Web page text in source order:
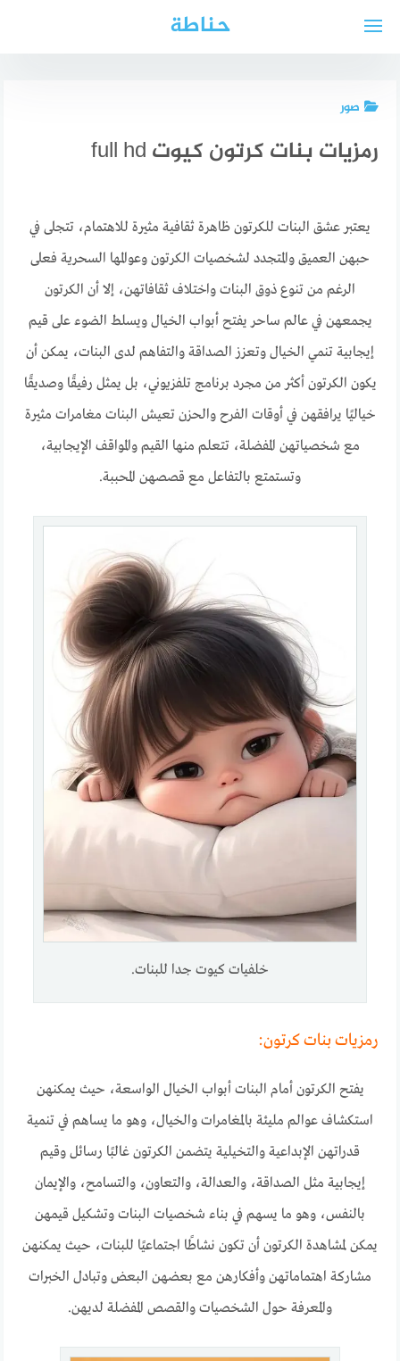
حناطة
صور
رمزيات بنات كرتون كيوت full hd
يعتبر عشق البنات للكرتون ظاهرة ثقافية مثيرة للاهتمام، تتجلى في
حبهن العميق والمتجدد لشخصيات الكرتون وعوالمها السحرية فعلى
الرغم من تنوع ذوق البنات واختلاف ثقافاتهن، إلا أن الكرتون
يجمعهن في عالم ساحر يفتح أبواب الخيال ويسلط الضوء على قيم
إيجابية تنمي الخيال وتعزز الصداقة والتفاهم لدى البنات، يمكن أن
يكون الكرتون أكثر من مجرد برنامج تلفزيوني، بل يمثل رفيقًا وصديقًا
خياليًا يرافقهن في أوقات الفرح والحزن تعيش البنات مغامرات مثيرة
مع شخصياتهن المفضلة، تتعلم منها القيم والمواقف الإيجابية،
وتستمتع بالتفاعل مع قصصهن المحببة.
خلفيات كيوت جدا للبنات.
رمزيات بنات كرتون:
يفتح الكرتون أمام البنات أبواب الخيال الواسعة، حيث يمكنهن
استكشاف عوالم مليئة بالمغامرات والخيال، وهو ما يساهم في تنمية
قدراتهن الإبداعية والتخيلية يتضمن الكرتون غالبًا رسائل وقيم
إيجابية مثل الصداقة، والعدالة، والتعاون، والتسامح، والإيمان
بالنفس، وهو ما يسهم في بناء شخصيات البنات وتشكيل قيمهن
يمكن لمشاهدة الكرتون أن تكون نشاطًا اجتماعيًا للبنات، حيث يمكنهن
مشاركة اهتماماتهن وأفكارهن مع بعضهن البعض وتبادل الخبرات
والمعرفة حول الشخصيات والقصص المفضلة لديهن.